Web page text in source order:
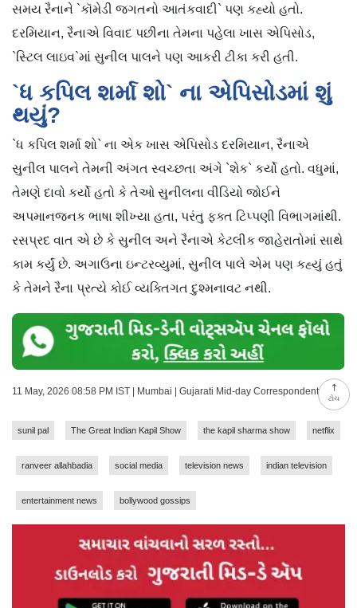
ટોચ
સમય રૈનાને `કૉમેડી જગતનો આતંકવાદી` પણ કહ્યો હતો.
દરમિયાન, રૈનાએ વિવાદ પછીના તેમના પહેલા ખાસ એપિસોડ,
`સ્ટિલ લાઇવ`માં સુનીલ પાલને પણ આકરી ટીકા કરી હતી.
`ધ કપિલ શર્મા શો` ના એપિસોડમાં શું
થયું?
`ધ કપિલ શર્મા શો` ના એક ખાસ એપિસોડ દરમિયાન, રૈનાએ
સુનીલ પાલને તેમની અંગત સ્વચ્છતા અંગે `શેક` કર્યો હતો. વધુમાં,
તેમણે દાવો કર્યો હતો કે તેઓ સુનીલના વીડિયો જોઈને
અપમાનજનક ભાષા શીખ્યા હતા, પરંતુ ફક્ત ટિપ્પણી વિભાગમાંથી.
રસપ્રદ વાત એ છે કે સુનીલ અને રૈનાએ કેટલીક જાહેરાતોમાં સાથે
કામ કર્યું છે. અગાઉના ઇન્ટરવ્યુમાં, સુનીલ પાલે એમ પણ કહ્યું હતું
કે તેમને રૈના પ્રત્યે કોઈ વ્યક્તિગત દુશ્મનાવટ નથી.
11 May, 2026 08:58 PM IST | Mumbai | Gujarati Mid-day Correspondent
sunil pal The Great Indian Kapil Show the kapil sharma show netflix
ranveer allahbadia social media television news indian television
entertainment news bollywood gossips